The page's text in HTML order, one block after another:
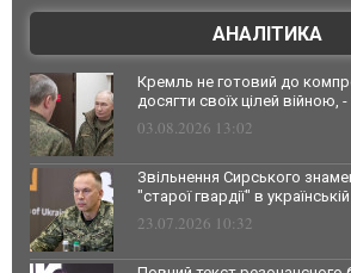
АНАЛІТИКА
Кремль не готовий до
досягти своїх цілей війною,
03.08.2026 13:02
Звільнення Сирського
"старої гвардії" в
23.07.2026 10:32